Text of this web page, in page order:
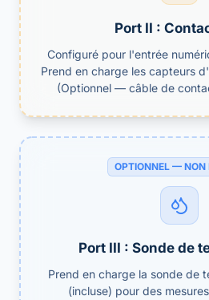
Port II :
Configuré pour l'entrée
Prend en charge les capteurs
(Optionnel — câble de
OPTIONNEL — NON
Port III : Sonde de
Prend en charge la sonde de
(incluse) pour des